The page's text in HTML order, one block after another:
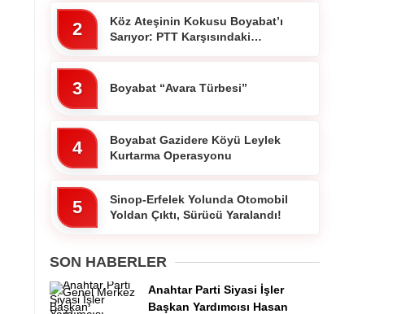
2
Köz Ateşinin Kokusu Boyabat’ı
Sarıyor: PTT Karşısındaki
3 Boyabat “Avara Türbesi”
4
Boyabat Gazidere Köyü Leylek
Kurtarma Operasyonu
5
Sinop-Erfelek Yolunda Otomobil
Yoldan Çıktı, Sürücü Yaralandı!
SON HABERLER
Anahtar Parti Siyasi İşler
Başkan Yardımcısı Hasan